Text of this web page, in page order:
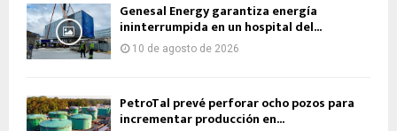
Genesal Energy garantiza energía
ininterrumpida en un hospital del...
10 de agosto de 2026
PetroTal prevé perforar ocho pozos para
incrementar producción en...